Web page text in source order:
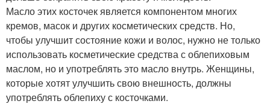
Масло этих косточек является компонентом многих
кремов, масок и других косметических средств. Но,
чтобы улучшит состояние кожи и волос, нужно не только
использовать косметические средства с облепиховым
маслом, но и употреблять это масло внутрь. Женщины,
которые хотят улучшить свою внешность, должны
употреблять облепиху с косточками.